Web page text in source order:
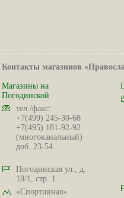
Контакты магазинов
Магазины на
Погодинской
тел./факс:
+7(499) 245-30-68
+7(495) 181-92-92
(многоканальный)
доб. 23-54
Погодинская ул., д.
18/1, стр. 1.
«Спортивная»